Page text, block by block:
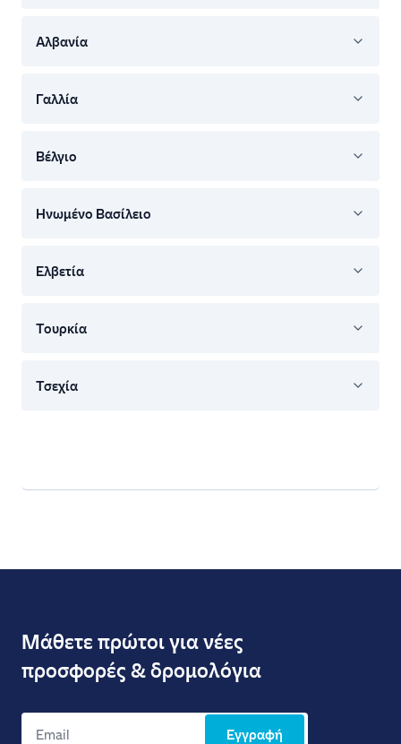
Αλβανία
Γαλλία
Βέλγιο
Ηνωμένο Βασίλειο
Ελβετία
Τουρκία
Τσεχία
Μάθετε πρώτοι για νέες
προσφορές & δρομολόγια
Εγγραφή